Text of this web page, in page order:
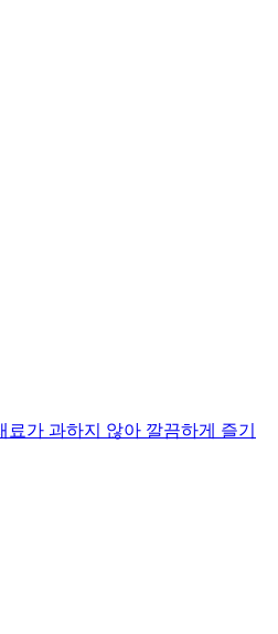
가 과하지 않아 깔끔하게 즐기